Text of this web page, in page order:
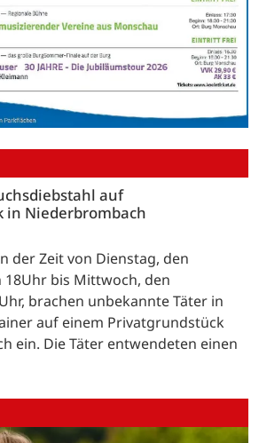
auf
in Niederbrombach
der Zeit von Dienstag, den
18Uhr bis Mittwoch, den
brachen unbekannte Täter in
auf einem Privatgrundstück
ein. Die Täter entwendeten einen